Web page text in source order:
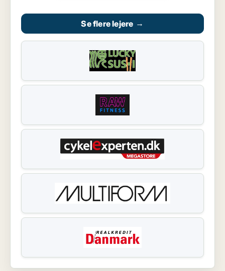
Se flere lejere →